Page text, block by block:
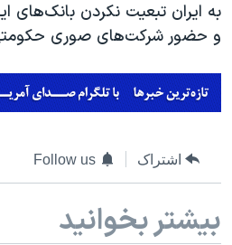
به ایران تبعیت نکردن بانک‌های
و حضور شرکت‌های صوری
اشتراک Follow us
بیشتر بخوانید